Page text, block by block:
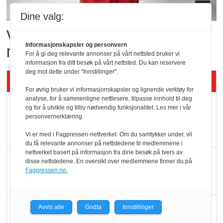
Vil vokse i brusmarkedet
med Dr Pepper
Mat er viktigere enn
pris når elbilister
velger ladestopp
Ti bensinstasjoner
Potetball, kylling og 98
Dine valg:
Informasjonskapsler og personvern
For å gi deg relevante annonser på vårt nettsted bruker vi
informasjon fra ditt besøk på vårt nettsted. Du kan reservere
deg mot dette under "Innstillinger".
For øvrig bruker vi informasjonskapsler og lignende verktøy for
analyse, for å sammenligne nettlesere, tilpasse innhold til deg
og for å utvikle og tilby nødvendig funksjonalitet. Les mer i vår
personvernerklæring.
Vi er med i Fagpressen-nettverket. Om du samtykker under, vil
du få relevante annonser på nettstedene til medlemmene i
nettverket basert på informasjon fra dine besøk på tvers av
disse nettstedene. En oversikt over medlemmene finner du på
Fagpressen.no.
Avvis alle Godta Innstillinger